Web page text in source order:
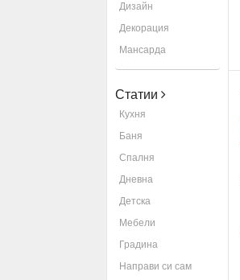
Дизайн
Декорация
Мансарда
Статии
Кухня
Баня
Спалня
Дневна
Детска
Мебели
Градина
Направи си сам